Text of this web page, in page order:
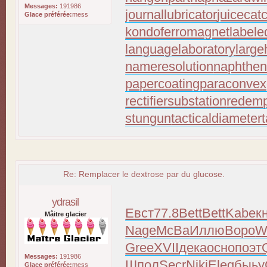
Messages: 191986
Glace préférée:mess
journallubricator
kondoferromagnet
languagelaboratory
nameresolution
papercoating
rectifiersubstation
stunguntacticaldiameter
Re: Remplacer le dextrose par du glucose.
ydrasil
Mâitre glacier
Messages: 191986
Glace préférée:mess
Евст77.8BettBettKabe
NageMcBaИллюВоро
GreeXVIIдекаоснопоэт